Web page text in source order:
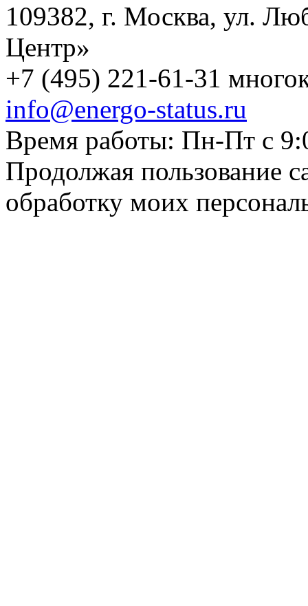
109382, г. Москва, ул.
Центр»
+7 (495) 221-61-31
info@energo-status.ru
Время работы: Пн-Пт с
Продолжая пользование
обработку моих